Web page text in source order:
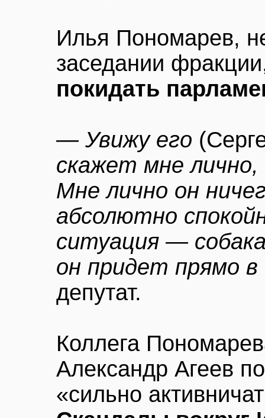
Илья Пономарев,
заседании
покидать
— Увижу его
скажет мне
Мне лично он
абсолютно
ситуация —
он придет прямо в
депутат.
Коллега
Александр Агеев
«сильно